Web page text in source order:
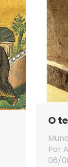
O
Por
06/